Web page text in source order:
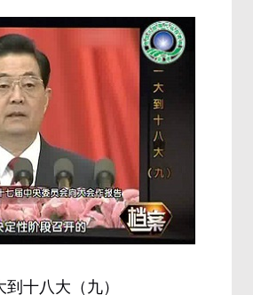
到十八大（九）